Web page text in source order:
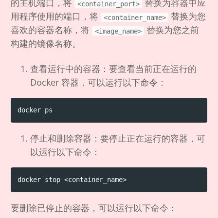
的主机端口，将 <container_port>
替换为容器中应
用程序使用的端口，将
<container_name>
替换为您
喜欢的容器名称，将
<image_name>
替换为您之前
构建的镜像名称。
查看运行中的容器：要查看当前正在运行的
Docker 容器，可以运行以下命令：
停止和删除容器：要停止正在运行的容器，可
以运行以下命令：
docker stop <container_name>
要删除已停止的容器，可以运行以下命令：